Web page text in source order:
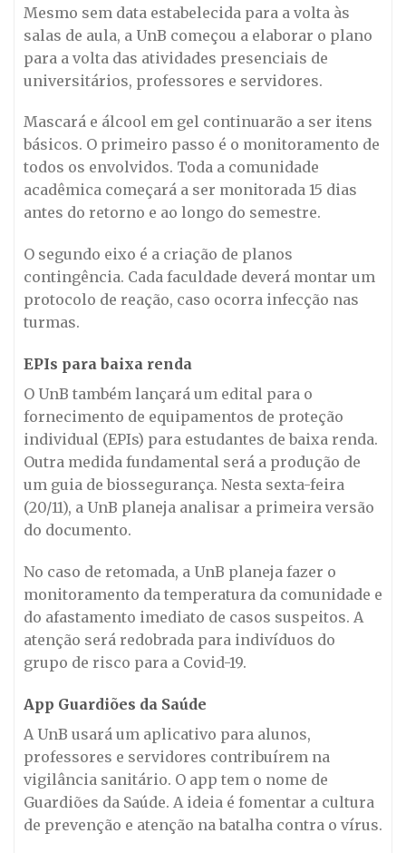
Mesmo sem data estabelecida para a volta às
salas de aula, a UnB começou a elaborar o plano
para a volta das atividades presenciais de
universitários, professores e servidores.
Mascará e álcool em gel continuarão a ser itens
básicos. O primeiro passo é o monitoramento de
todos os envolvidos. Toda a comunidade
acadêmica começará a ser monitorada 15 dias
antes do retorno e ao longo do semestre.
O segundo eixo é a criação de planos
contingência. Cada faculdade deverá montar um
protocolo de reação, caso ocorra infecção nas
turmas.
EPIs para baixa renda
O UnB também lançará um edital para o
fornecimento de equipamentos de proteção
individual (EPIs) para estudantes de baixa renda.
Outra medida fundamental será a produção de
um guia de biossegurança. Nesta sexta-feira
(20/11), a UnB planeja analisar a primeira versão
do documento.
No caso de retomada, a UnB planeja fazer o
monitoramento da temperatura da comunidade e
do afastamento imediato de casos suspeitos. A
atenção será redobrada para indivíduos do
grupo de risco para a Covid-19.
App Guardiões da Saúde
A UnB usará um aplicativo para alunos,
professores e servidores contribuírem na
vigilância sanitário. O app tem o nome de
Guardiões da Saúde. A ideia é fomentar a cultura
de prevenção e atenção na batalha contra o vírus.